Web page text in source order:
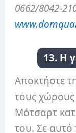
0662/8042-
13. Η
Αποκτήστε
τους χώρους
Μότσαρτ
του. Σε αυτό